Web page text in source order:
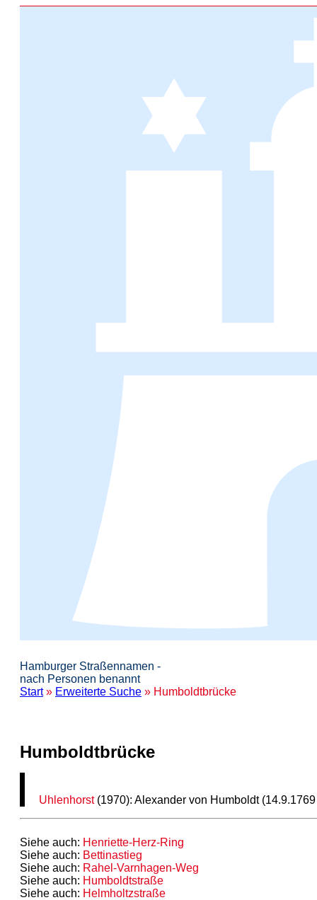
Hamburger Straßennamen -
nach Personen benannt
Start» Erweiterte Suche » Humboldtbrücke
Humboldtbrücke
Uhlenhorst(1970): Alexander von Humboldt
Siehe auch: Henriette-Herz-Ring
Siehe auch: Bettinastieg
Siehe auch: Rahel-Varnhagen-Weg
Siehe auch: Humboldtstraße
Siehe auch: Helmholtzstraße